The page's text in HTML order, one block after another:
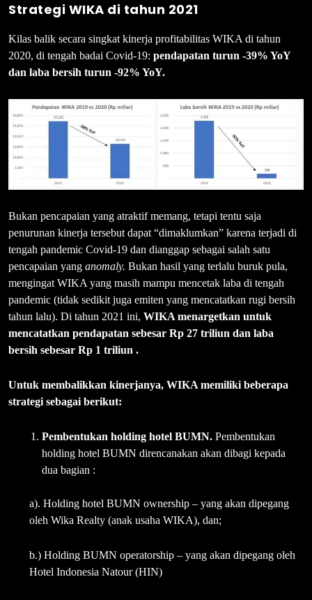
Strategi WIKA di tahun 2021
Kilas balik secara singkat kinerja profitabilitas WIKA di tahun
2020, di tengah badai Covid-19: pendapatan turun -39% YoY
dan laba bersih turun -92% YoY.
Bukan pencapaian yang atraktif memang, tetapi tentu saja
penurunan kinerja tersebut dapat “dimaklumkan” karena terjadi di
tengah pandemic Covid-19 dan dianggap sebagai salah satu
pencapaian yang anomaly. Bukan hasil yang terlalu buruk pula,
mengingat WIKA yang masih mampu mencetak laba di tengah
pandemic (tidak sedikit juga emiten yang mencatatkan rugi bersih
tahun lalu). Di tahun 2021 ini, WIKA menargetkan untuk
mencatatkan pendapatan sebesar Rp 27 triliun dan laba
bersih sebesar Rp 1 triliun .
Untuk membalikkan kinerjanya, WIKA memiliki beberapa
strategi sebagai berikut:
Pembentukan holding hotel BUMN. Pembentukan
holding hotel BUMN direncanakan akan dibagi kepada
dua bagian :
a). Holding hotel BUMN ownership – yang akan dipegang
oleh Wika Realty (anak usaha WIKA), dan;
b.) Holding BUMN operatorship – yang akan dipegang oleh
Hotel Indonesia Natour (HIN)